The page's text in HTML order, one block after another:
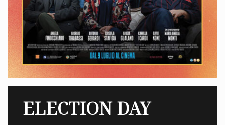
ELECTION DAY